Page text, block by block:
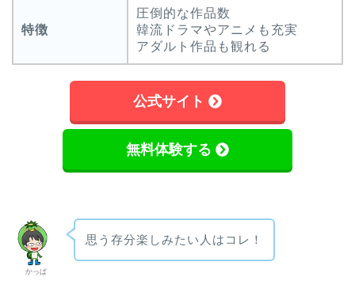
特徴
圧倒的な作品数
韓流ドラマやアニメも充実
アダルト作品も観れる
公式サイト
無料体験する
かっぱ
思う存分楽しみたい人はコレ！